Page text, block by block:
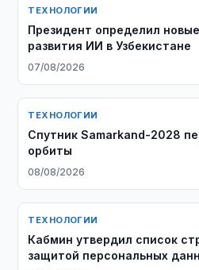
ТЕХНОЛОГИИ
Президент определил
развития ИИ в Узбекистане
07/08/2026
ТЕХНОЛОГИИ
Спутник Samarkand-2028
орбиты
08/08/2026
ТЕХНОЛОГИИ
Кабмин утвердил список
защитой персональных